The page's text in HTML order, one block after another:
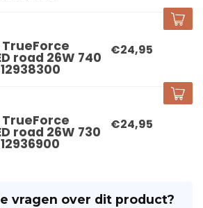
TrueForce
road 26W 740 €24,95
TrueForce
road 26W 730 €24,95
vragen over dit product?